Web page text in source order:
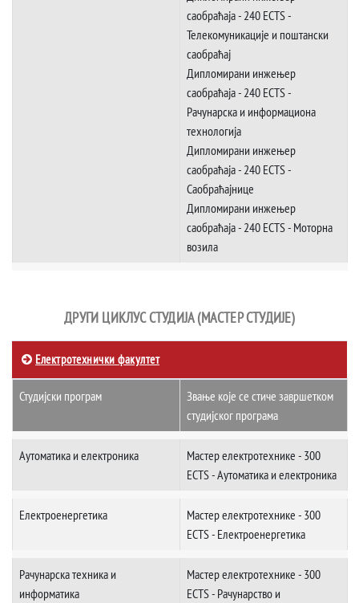
саобраћаја - 240 ECTS -
Телекомуникације и поштански
саобраћај
Дипломирани инжењер
саобраћаја - 240 ECTS -
Рачунарска и информациона
технологија
Дипломирани инжењер
саобраћаја - 240 ECTS -
Саобраћајнице
Дипломирани инжењер
саобраћаја - 240 ECTS - Моторна
возила
ДРУГИ ЦИКЛУС СТУДИЈА (МАСТЕР СТУДИЈЕ)
Електротехнички факултет
Студијски програм
Звање које се стиче завршетком
студијског програма
Аутоматика и електроника
Мастер електротехнике - 300
ECTS - Аутоматика и електроника
Електроенергетика
Мастер електротехнике - 300
ECTS - Електроенергетика
Рачунарска техника и
информатика
Мастер електротехнике - 300
ECTS - Рачунарство и